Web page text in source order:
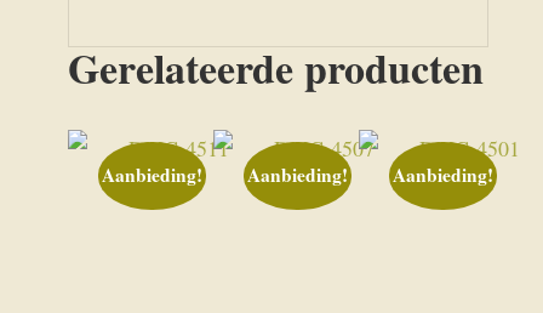
Gerelateerde producten
Aanbieding! Aanbieding! Aanbieding!